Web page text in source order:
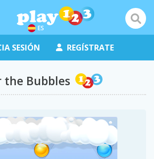
ES
SESIÓN REGÍSTRATE
the Bubbles